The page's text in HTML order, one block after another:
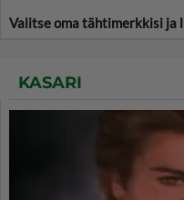
Valitse oma tähtimerkkisi ja
KASARI